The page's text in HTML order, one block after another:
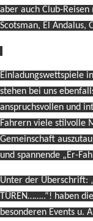
aber auch Club-
Scotsman, El Andalus,
Einladungswettspiele
stehen bei uns
anspruchsvollen und
Fahrern viele stilvolle
Gemeinschaft
und spannende „Er-
Unter der Überschrift:
TÜREN……..“! haben
besonderen Events u.